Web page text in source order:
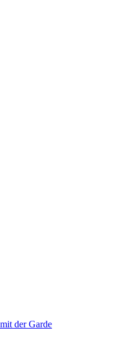
der Garde